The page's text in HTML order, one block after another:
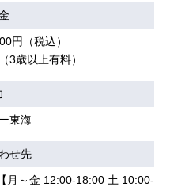
円（税込）
3歳以上有料）
東海
せ先
～金 12:00-18:00 土 10:00-